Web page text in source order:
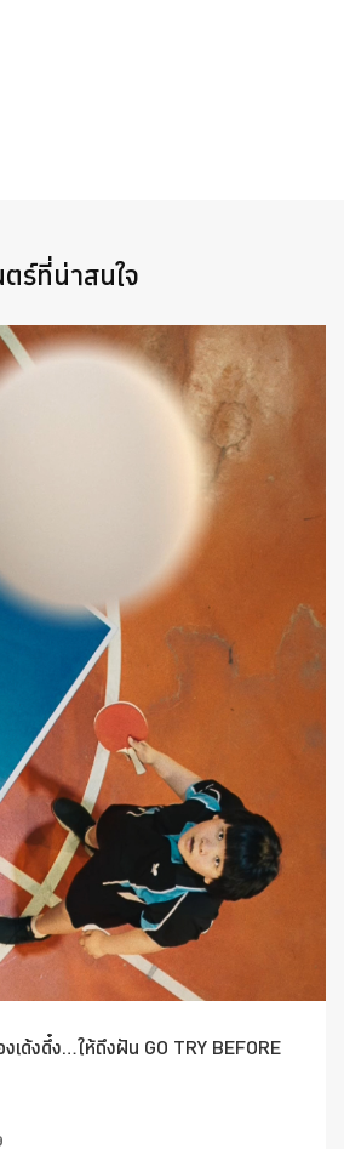
ร์ที่น่าสนใจ
ด้งดึ๋ง…ให้ถึงฝัน GO TRY BEFORE